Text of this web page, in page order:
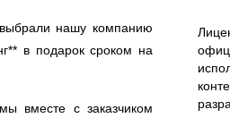
нашу компанию
в подарок сроком на
вместе с заказчиком